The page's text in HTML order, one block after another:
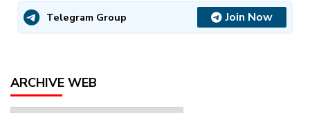
Telegram Group Join Now
ARCHIVE WEB